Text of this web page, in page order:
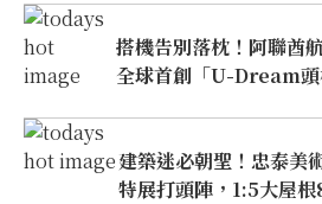
搭機告別落枕！阿聯酋
全球首創「U-Dream
建築迷必朝聖！忠泰美
特展打頭陣，1:5大屋